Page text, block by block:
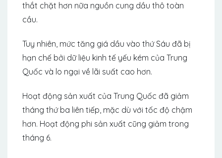
thắt chặt hơn nữa nguồn cung dầu thô toàn
cầu.
Tuy nhiên, mức tăng giá dầu vào thứ Sáu đã bị
hạn chế bởi dữ liệu kinh tế yếu kém của Trung
Quốc và lo ngại về lãi suất cao hơn.
Hoạt động sản xuất của Trung Quốc đã giảm
tháng thứ ba liên tiếp, mặc dù với tốc độ chậm
hơn. Hoạt động phi sản xuất cũng giảm trong
tháng 6.